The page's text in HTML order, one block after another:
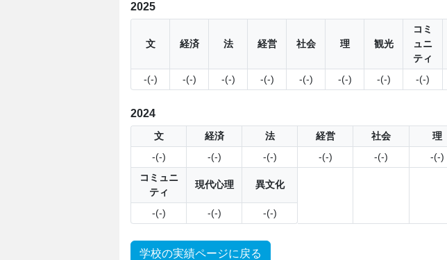
2025
文 経済 法 経営 社会 理 観光
コミ
ュニ
ティ
-(-) -(-) -(-) -(-) -(-) -(-) -(-) -(-)
2024
文 経済 法 経営 社会 理
-(-)
-(-) -(-) -(-) -(-) -(-)
コミュニ
ティ
現代心理
異文化
-(-)
-(-) -(-)
学校の実績ページに戻る